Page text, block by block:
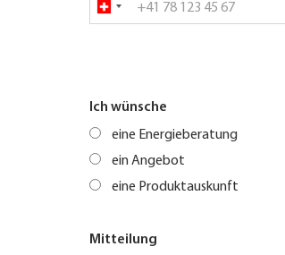
Ich wünsche
eine Energieberatung
ein Angebot
eine Produktauskunft
Mitteilung